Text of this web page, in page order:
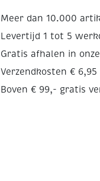
Meer dan 10.000
Levertijd 1 tot 5
Gratis afhalen in
Verzendkosten € 6,95
Boven € 99,- gratis